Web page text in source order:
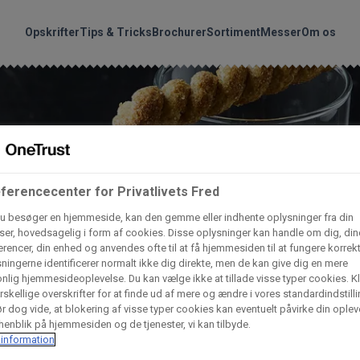
OpskrifterTips & TricksBrochurerSortimentMesserOm os
Søg
vores produkter
Arctic Import
INCO Cash & Carry L. C. Lauritzen A/S
Vaffelexpressen
Gem dine favoritter!
ikke en eneste opskrift gå tabt! Opret en profil nu og start din
adgang til dine gemte opskrifter og produkter - når som helst,
hvor som helst.
Log ind Opret profil
for Privatlivets Fred
besøger en hjemmeside, kan den gemme eller indhente oplysninger fra din
hovedsagelig i form af cookies. Disse oplysninger kan handle om dig,
din enhed og anvendes ofte til at få hjemmesiden til at fungere korrekt.
identificerer normalt ikke dig direkte, men de kan give dig en mere
hjemmesideoplevelse. Du kan vælge ikke at tillade visse typer cookies.
overskrifter for at finde ud af mere og ændre i vores
dog vide, at blokering af visse typer cookies kan eventuelt påvirke din
på hjemmesiden og de tjenester, vi kan tilbyde.